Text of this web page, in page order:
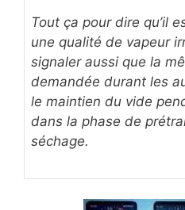
Tout ça pour dire qu’il
une qualité de vapeur
signaler aussi que la
demandée durant les
le maintien du vide
dans la phase de
séchage.